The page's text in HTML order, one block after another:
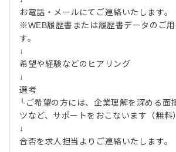
お電話・メールにてご連絡いたします。
※WEB履歴書または履歴書データのご
す。
↓
希望や経験などのヒアリング
↓
選考
└ご希望の方には、企業理解を深める面
ツなど、サポートをおこないます（無料）
↓
合否を求人担当よりご連絡いたします。